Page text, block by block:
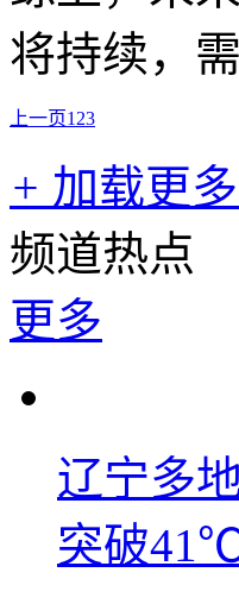
将持续，
上一页1 23
+ 加载更
频道热点
更多
辽宁多
突破